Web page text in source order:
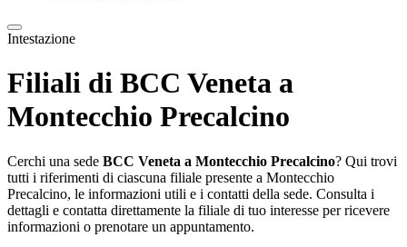
Intestazione
Filiali di BCC Veneta a
Montecchio Precalcino
Cerchi una sede BCC Veneta a Montecchio Precalcino? Qui trovi
tutti i riferimenti di ciascuna filiale presente a Montecchio
Precalcino, le informazioni utili e i contatti della sede. Consulta i
dettagli e contatta direttamente la filiale di tuo interesse per ricevere
informazioni o prenotare un appuntamento.